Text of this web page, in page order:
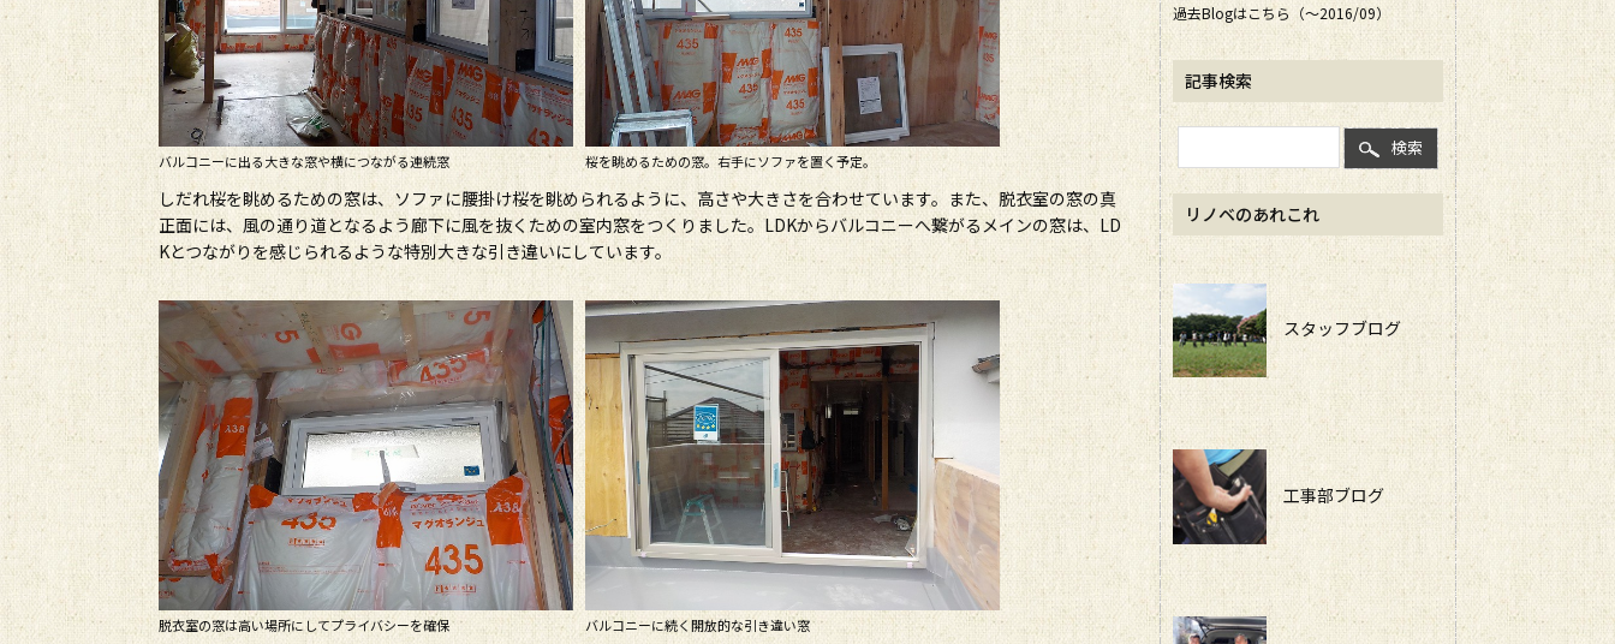
バルコニーに出る大きな窓や横につながる連続窓 桜を眺めるための窓。右手にソファを置く予定。
しだれ桜を眺めるための窓は、ソファに腰掛け桜を眺められるように、高さや大きさを合わせています。また、脱衣室の窓の真
正面には、風の通り道となるよう廊下に風を抜くための室内窓をつくりました。LDKからバルコニーへ繋がるメインの窓は、LD
Kとつながりを感じられるような特別大きな引き違いにしています。
脱衣室の窓は高い場所にしてプライバシーを確保 バルコニーに続く開放的な引き違い窓
過去Blogはこちら（～2016/09）
記事検索
検索
リノベのあれこれ
スタッフブログ
工事部ブログ